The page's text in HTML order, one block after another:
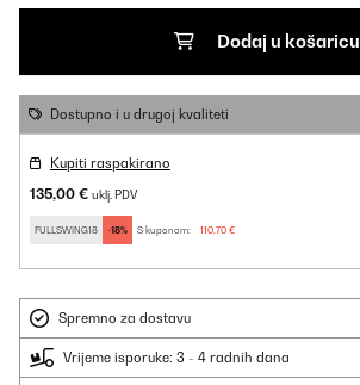
Dodaj u košaricu
Dostupno i u drugoj kvaliteti
Kupiti raspakirano
135,00 € uklj. PDV
FULLSWING18 -18% S kuponom: 110,70 €
Spremno za dostavu
Vrijeme isporuke: 3 - 4 radnih dana